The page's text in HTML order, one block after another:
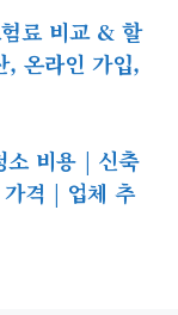
료 비교 & 할
, 온라인 가입,
소 비용 | 신축
격 | 업체 추